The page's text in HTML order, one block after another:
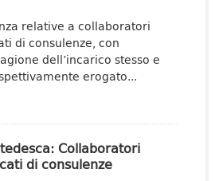
relative a collaboratori
di consulenze, con
dell’incarico stesso e
erogato...
Collaboratori
di consulenze